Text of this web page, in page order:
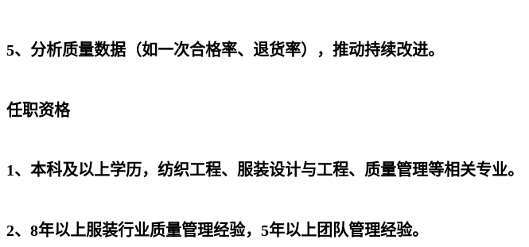
5、分析质量数据（如一次合格率、退货率），推动持续改进。
任职资格
1、本科及以上学历，纺织工程、服装设计与工程、质量管理等相关专业。
2、8年以上服装行业质量管理经验，5年以上团队管理经验。